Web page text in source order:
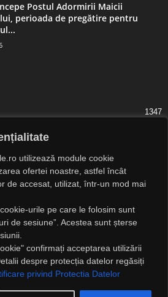
utilizează module cookie
ofertei noastre, astfel încât
de accesat, utilizat, într-un mod mai
urile pe care le folosim sunt
de sesiune”. Acestea sunt șterse
confirmați acceptarea utilizării
despre protecția datelor regăsiți
privind Protectia Datelor
Postul Adormirii Maicii
perioada de pregătire pentru
1347